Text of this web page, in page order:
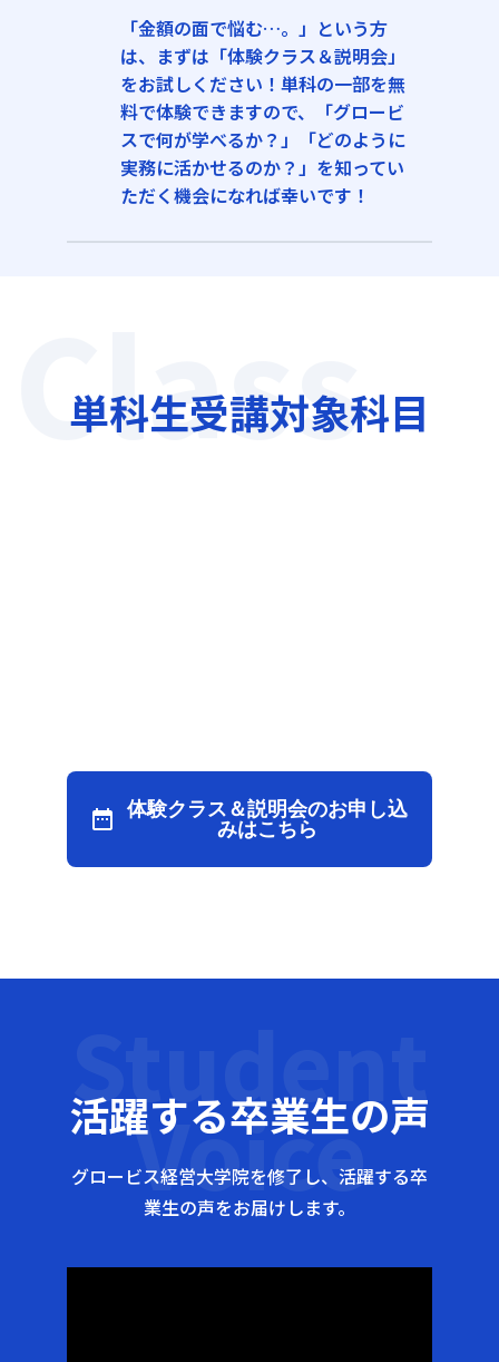
「金額の面で悩む…。」という方
は、まずは「体験クラス＆説明会」
をお試しください！単科の一部を無
料で体験できますので、「グロービ
スで何が学べるか？」「どのように
実務に活かせるのか？」を知ってい
ただく機会になれば幸いです！
Class
単科生受講対象科目
date_range 体験クラス＆説明会のお申し込
みはこちら
Student
Voice
活躍する卒業生の声
グロービス経営大学院を修了し、活躍する卒
業生の声をお届けします。